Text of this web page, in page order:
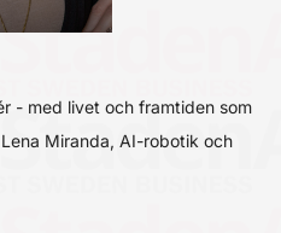
- med livet och framtiden som
Miranda, AI-robotik och